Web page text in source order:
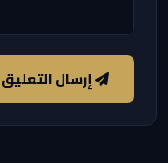
إرسال التعليق